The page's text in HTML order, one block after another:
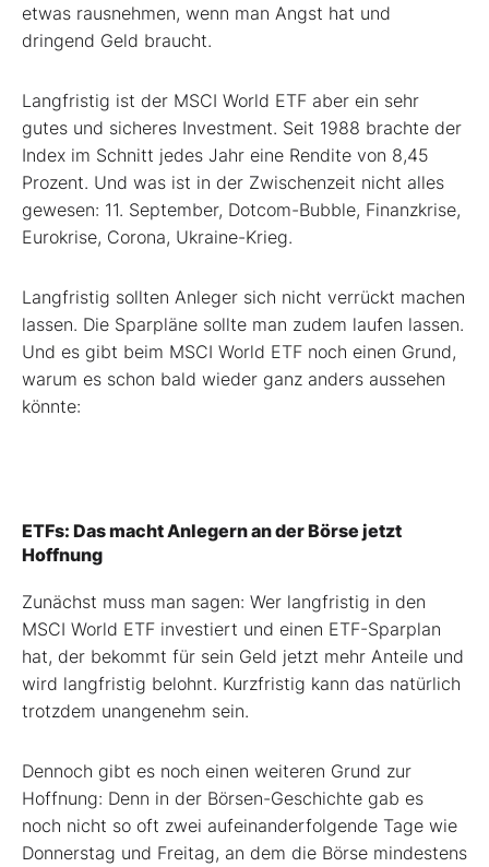
etwas rausnehmen, wenn man Angst hat und
dringend Geld braucht.
Langfristig ist der MSCI World ETF aber ein sehr
gutes und sicheres Investment. Seit 1988 brachte der
Index im Schnitt jedes Jahr eine Rendite von 8,45
Prozent. Und was ist in der Zwischenzeit nicht alles
gewesen: 11. September, Dotcom-Bubble, Finanzkrise,
Eurokrise, Corona, Ukraine-Krieg.
Langfristig sollten Anleger sich nicht verrückt machen
lassen. Die Sparpläne sollte man zudem laufen lassen.
Und es gibt beim MSCI World ETF noch einen Grund,
warum es schon bald wieder ganz anders aussehen
könnte:
ETFs: Das macht Anlegern an der Börse jetzt
Hoffnung
Zunächst muss man sagen: Wer langfristig in den
MSCI World ETF investiert und einen ETF-Sparplan
hat, der bekommt für sein Geld jetzt mehr Anteile und
wird langfristig belohnt. Kurzfristig kann das natürlich
trotzdem unangenehm sein.
Dennoch gibt es noch einen weiteren Grund zur
Hoffnung: Denn in der Börsen-Geschichte gab es
noch nicht so oft zwei aufeinanderfolgende Tage wie
Donnerstag und Freitag, an dem die Börse mindestens